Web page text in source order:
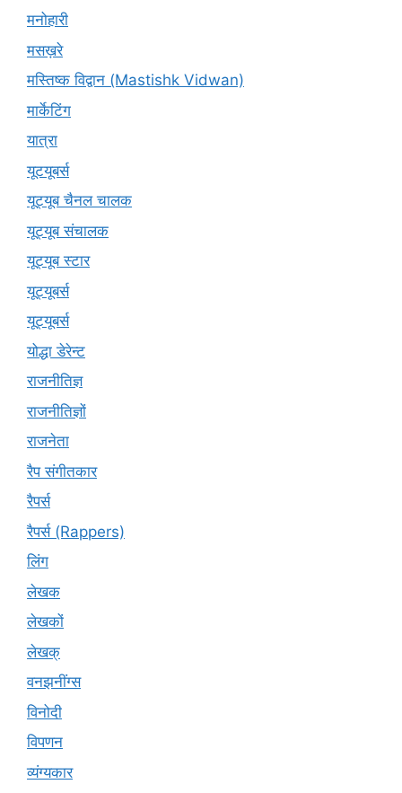
मनोहारी
मसख़रे
मस्तिष्क विद्वान (Mastishk Vidwan)
मार्केटिंग
यात्रा
यूटयूबर्स
यूट्यूब चैनल चालक
यूट्यूब संचालक
यूट्यूब स्टार
यूट्‍यूबर्स
यूट्यूबर्स
योद्धा डेरेन्ट
राजनीतिज्ञ
राजनीतिज्ञों
राजनेता
रैप संगीतकार
रैपर्स
रैपर्स (Rappers)
लिंग
लेखक
लेखकों
लेखक्
वनझनींग्स
विनोदी
विपणन
व्यंग्यकार